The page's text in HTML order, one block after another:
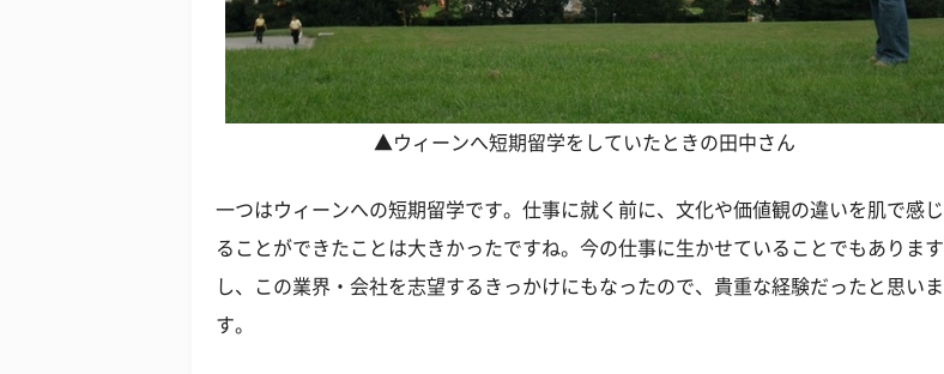
▲ウィーンへ短期留学をしていたときの田中さん
一つはウィーンへの短期留学です。仕事に就く前に、文化や価値観の違いを肌で感じ
ることができたことは大きかったですね。今の仕事に生かせていることでもあります
し、この業界・会社を志望するきっかけにもなったので、貴重な経験だったと思いま
す。